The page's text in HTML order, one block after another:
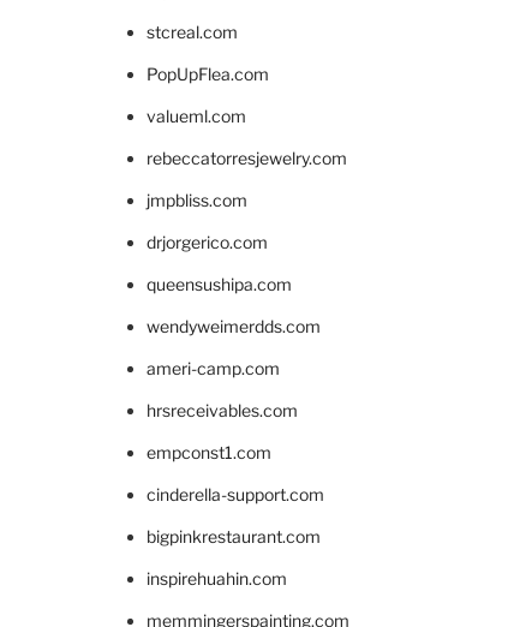
stcreal.com
PopUpFlea.com
valueml.com
rebeccatorresjewelry.com
jmpbliss.com
drjorgerico.com
queensushipa.com
wendyweimerdds.com
ameri-camp.com
hrsreceivables.com
empconst1.com
cinderella-support.com
bigpinkrestaurant.com
inspirehuahin.com
memmingerspainting.com